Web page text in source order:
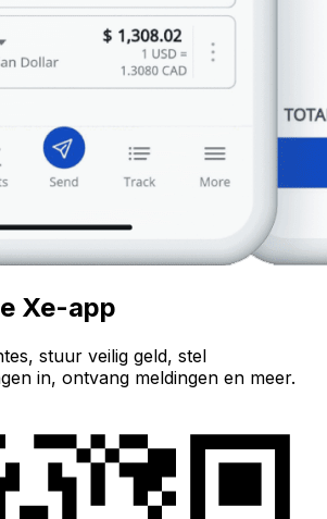
Xe-app
stuur veilig geld, stel
in, ontvang meldingen en meer.